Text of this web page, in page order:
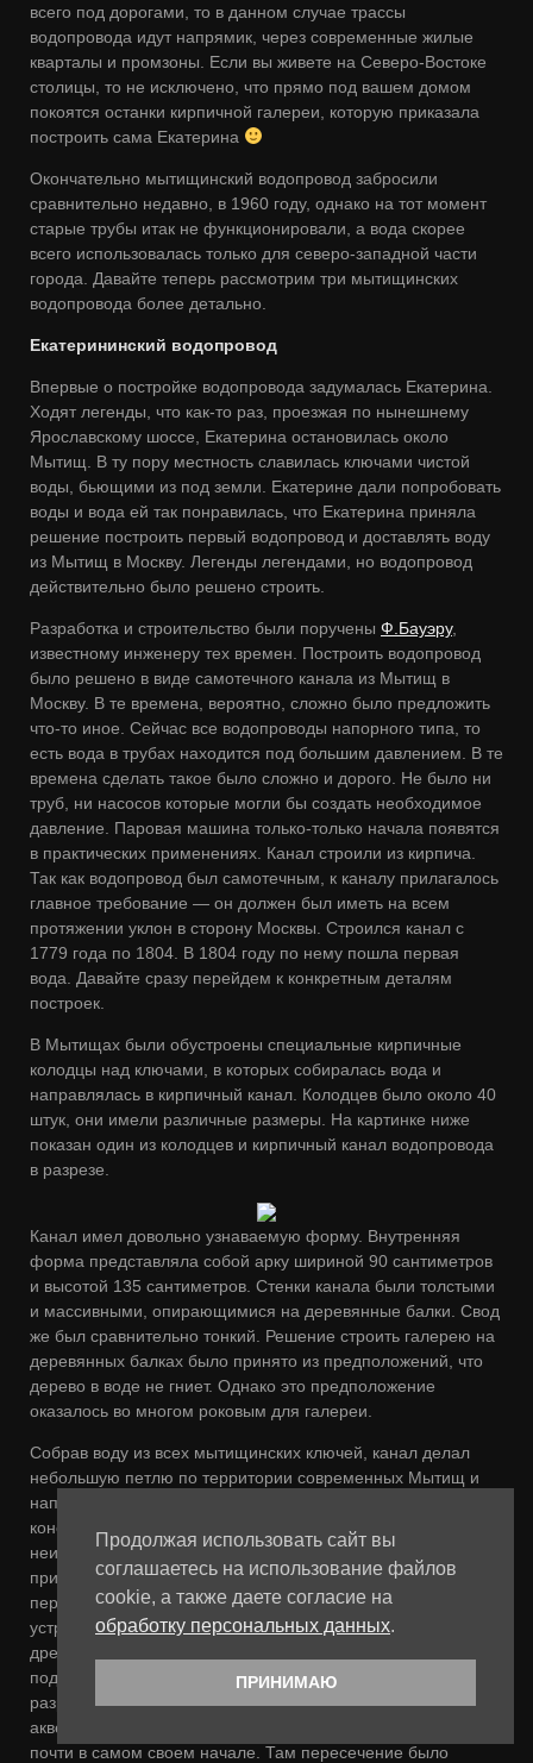
всего под дорогами, то в данном случае трассы
водопровода идут напрямик, через современные жилые
кварталы и промзоны. Если вы живете на Северо-Востоке
столицы, то не исключено, что прямо под вашем домом
покоятся останки кирпичной галереи, которую приказала
построить сама Екатерина
Окончательно мытищинский водопровод забросили
сравнительно недавно, в 1960 году, однако на тот момент
старые трубы итак не функционировали, а вода скорее
всего использовалась только для северо-западной части
города. Давайте теперь рассмотрим три мытищинских
водопровода более детально.
Екатерининский водопровод
Впервые о постройке водопровода задумалась Екатерина.
Ходят легенды, что как-то раз, проезжая по нынешнему
Ярославскому шоссе, Екатерина остановилась около
Мытищ. В ту пору местность славилась ключами чистой
воды, бьющими из под земли. Екатерине дали попробовать
воды и вода ей так понравилась, что Екатерина приняла
решение построить первый водопровод и доставлять воду
из Мытищ в Москву. Легенды легендами, но водопровод
действительно было решено строить.
Разработка и строительство были поручены Ф.Бауэру,
известному инженеру тех времен. Построить водопровод
было решено в виде самотечного канала из Мытищ в
Москву. В те времена, вероятно, сложно было предложить
что-то иное. Сейчас все водопроводы напорного типа, то
есть вода в трубах находится под большим давлением. В те
времена сделать такое было сложно и дорого. Не было ни
труб, ни насосов которые могли бы создать необходимое
давление. Паровая машина только-только начала появятся
в практических применениях. Канал строили из кирпича.
Так как водопровод был самотечным, к каналу прилагалось
главное требование — он должен был иметь на всем
протяжении уклон в сторону Москвы. Строился канал с
1779 года по 1804. В 1804 году по нему пошла первая
вода. Давайте сразу перейдем к конкретным деталям
построек.
В Мытищах были обустроены специальные кирпичные
колодцы над ключами, в которых собиралась вода и
направлялась в кирпичный канал. Колодцев было около 40
штук, они имели различные размеры. На картинке ниже
показан один из колодцев и кирпичный канал водопровода
в разрезе.
Канал имел довольно узнаваемую форму. Внутренняя
форма представляла собой арку шириной 90 сантиметров
и высотой 135 сантиметров. Стенки канала были толстыми
и массивными, опирающимися на деревянные балки. Свод
же был сравнительно тонкий. Решение строить галерею на
деревянных балках было принято из предположений, что
дерево в воде не гниет. Однако это предположение
оказалось во многом роковым для галереи.
Собрав воду из всех мытищинских ключей, канал делал
небольшую петлю по территории современных Мытищ и
направлялся в центр Москвы, почти по прямой. Точная
конструкция канала на всем протяжении к сожалению
неизвестна, хотя я уверен, что эти чертежи существуют и
при большом желании их можно найти. Водопровод
пересекал множество речек. На пересечении с ними
устраивались акведуки, на подобии тех, что были в
древнем Риме. Большинство этих речек сейчас находятся
под землей в коллекторах, а акведуки засыпаны или
разрушены, но один из них сохранился. Это Ростокинский
акведук. Водопровод пересекал Яузу дважды. Один раз,
почти в самом своем начале. Там пересечение было
Продолжая использовать сайт вы
соглашаетесь на использование файлов
cookie, а также даете согласие на
обработку персональных данных.
ПРИНИМАЮ